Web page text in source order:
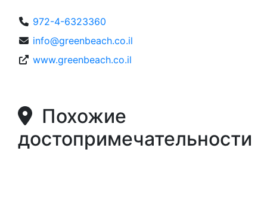
972-4-6323360
info@greenbeach.co.il
www.greenbeach.co.il
Похожие
достопримечательности